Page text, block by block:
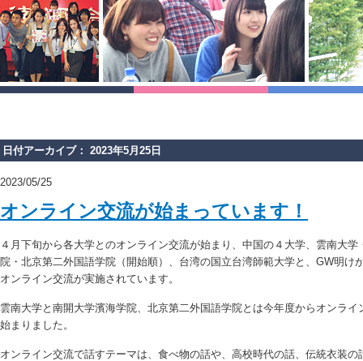
日付アーカイブ： 2023年5月25日
2023/05/25
オンライン交流が始まっています！
４月下旬から各大学とのオンライン交流が始まり、中国の４大学、雲南大
院・北京第二外国語学院（開始順）、台湾の国立台湾師範大学と、GW明け
オンライン交流が実施されています。
雲南大学と南開大学濱海学院、北京第二外国語学院とは今年度からオンライ
始まりました。
オンライン交流で話すテーマは、食べ物の話や、高校時代の話、伝統衣装の